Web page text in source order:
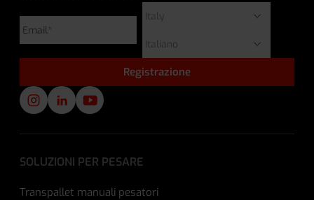
SOLUZIONI PER PESARE
Transpallet manuali pesatori